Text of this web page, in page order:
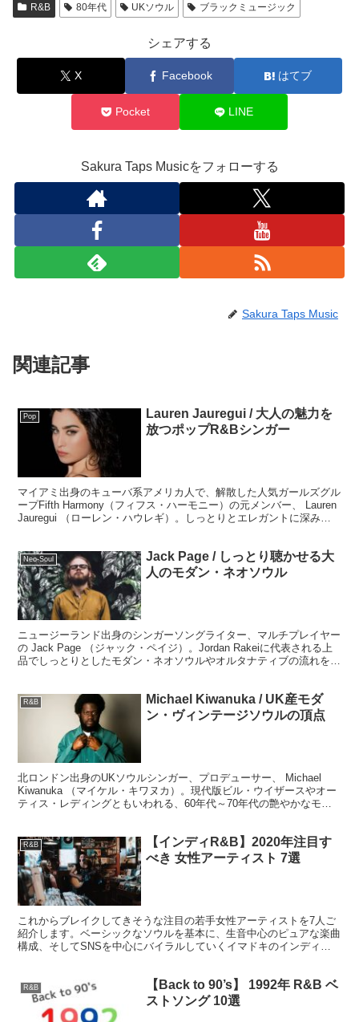
R&B 80年代 UKソウル ブラックミュージック
シェアする
X Facebook はてブ
Pocket LINE
Sakura Taps Musicをフォローする
Sakura Taps Music
関連記事
Pop
Lauren Jauregui / 大人の魅力を
放つポップR&Bシンガー
マイアミ出身のキューバ系アメリカ人で、解散した人気ガールズグル
ープFifth Harmony（フィフス・ハーモニー）の元メンバー、 Lauren
Jauregui （ローレン・ハウレギ）。しっとりとエレガントに深みの
Neo-Soul
Jack Page / しっとり聴かせる大
人のモダン・ネオソウル
ニュージーランド出身のシンガーソングライター、マルチプレイヤー
の Jack Page （ジャック・ペイジ）。Jordan Rakeiに代表される上
品でしっとりとしたモダン・ネオソウルやオルタナティブの流れを汲
R&B
Michael Kiwanuka / UK産モダ
ン・ヴィンテージソウルの頂点
北ロンドン出身のUKソウルシンガー、プロデューサー、 Michael
Kiwanuka （マイケル・キワヌカ）。現代版ビル・ウイザースやオー
ティス・レディングともいわれる、60年代～70年代の艶やかなモダ
R&B
【インディR&B】2020年注目す
べき 女性アーティスト 7選
これからブレイクしてきそうな注目の若手女性アーティストを7人ご
紹介します。ベーシックなソウルを基本に、生音中心のピュアな楽曲
構成、そしてSNSを中心にバイラルしていくイマドキのインディ
R&B
【Back to 90’s】 1992年 R&B ベ
ストソング 10選